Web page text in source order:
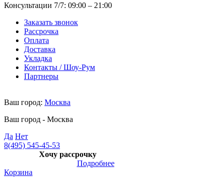
Консультации 7/7: 09:00 ‒ 21:00
Заказать звонок
Рассрочка
Оплата
Доставка
Укладка
Контакты / Шоу-Рум
Партнеры
Ваш город: Москва
Ваш город - Москва
Да Нет
8(495) 545-45-53
Хочу рассрочку
Подробнее
Корзина